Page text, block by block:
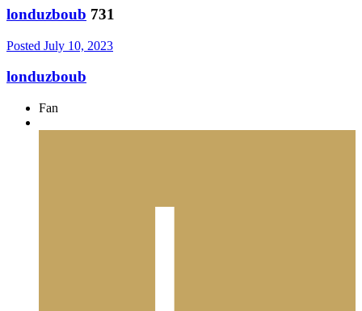
londuzboub 731
Posted July 10, 2023
londuzboub
Fan